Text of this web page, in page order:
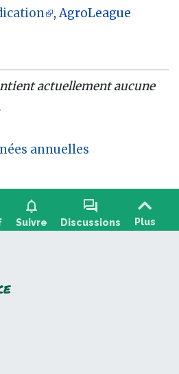
,AgroLeague
actuellement aucune
annuelles
notifications
Suivre
forum
Discussions Plus